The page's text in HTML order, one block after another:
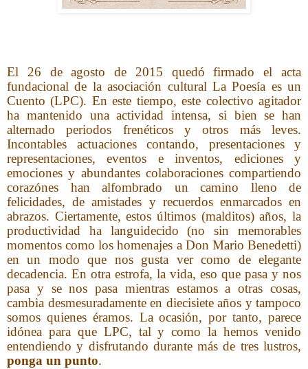
El 26 de agosto de 2015 quedó firmado el acta
fundacional de la asociación cultural La Poesía es un
Cuento (LPC). En este tiempo, este colectivo agitador
ha mantenido una actividad intensa, si bien se han
alternado periodos frenéticos y otros más leves.
Incontables actuaciones contando, presentaciones y
representaciones, eventos e inventos, ediciones y
emociones y abundantes colaboraciones compartiendo
corazónes han alfombrado un camino lleno de
felicidades, de amistades y recuerdos enmarcados en
abrazos. Ciertamente, estos últimos (malditos) años, la
productividad ha languidecido (no sin memorables
momentos como los homenajes a Don Mario Benedetti)
en un modo que nos gusta ver como de elegante
decadencia. En otra estrofa, la vida, eso que pasa y nos
pasa y se nos pasa mientras estamos a otras cosas,
cambia desmesuradamente en diecisiete años y tampoco
somos quienes éramos. La ocasión, por tanto, parece
idónea para que LPC, tal y como la hemos venido
entendiendo y disfrutando durante más de tres lustros,
ponga un punto.